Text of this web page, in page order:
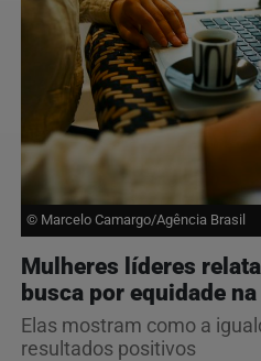
© Marcelo Camargo/Agência Brasil
Mulheres líderes
busca por equidade
Elas mostram como a
resultados positivos